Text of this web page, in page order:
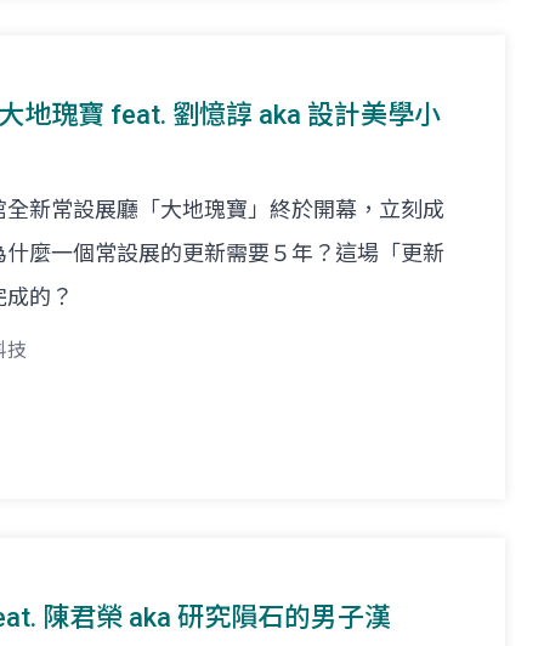
地瑰寶 feat. 劉憶諄 aka 設計美學小
新常設展廳「大地瑰寶」終於開幕，立刻成
麼一個常設展的更新需要５年？這場「更新
的？
技
陳君榮 aka 研究隕石的男子漢